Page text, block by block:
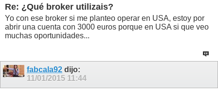
Re: ¿Qué broker utilizais?
Yo con ese broker si me planteo operar en USA, estoy por
abrir una cuenta con 3000 euros porque en USA si que veo
muchas oportunidades...
fabcala92 dijo:
11/01/2015 11:44